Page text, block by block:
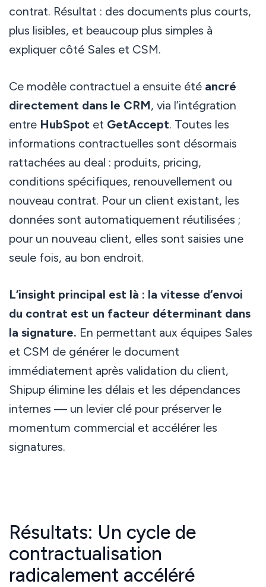
contrat. Résultat : des documents plus courts,
plus lisibles, et beaucoup plus simples à
expliquer côté Sales et CSM.
Ce modèle contractuel a ensuite été ancré
directement dans le CRM, via l’intégration
entre HubSpotet GetAccept. Toutes les
informations contractuelles sont désormais
rattachées au deal : produits, pricing,
conditions spécifiques, renouvellement ou
nouveau contrat. Pour un client existant, les
données sont automatiquement réutilisées ;
pour un nouveau client, elles sont saisies une
seule fois, au bon endroit.
L’insight principal est là : la vitesse d’envoi
du contrat est un facteur déterminant dans
la signature. En permettant aux équipes Sales
et CSM de générer le document
immédiatement après validation du client,
Shipup élimine les délais et les dépendances
internes — un levier clé pour préserver le
momentum commercial et accélérer les
signatures.
Résultats: Un cycle de
contractualisation
radicalement accéléré